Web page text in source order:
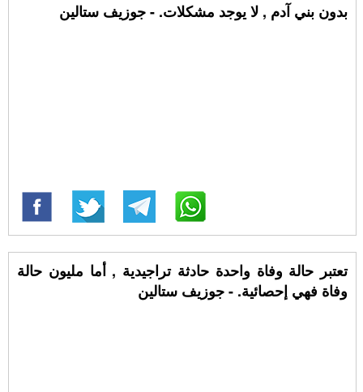
بدون بني آدم , لا يوجد مشكلات. - جوزيف ستالين
تعتبر حالة وفاة واحدة حادثة تراجيدية , أما مليون حالة
وفاة فهي إحصائية. - جوزيف ستالين